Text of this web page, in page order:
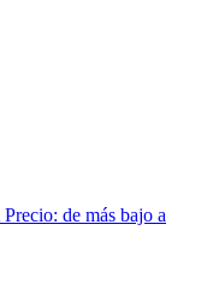
Precio: de más bajo a